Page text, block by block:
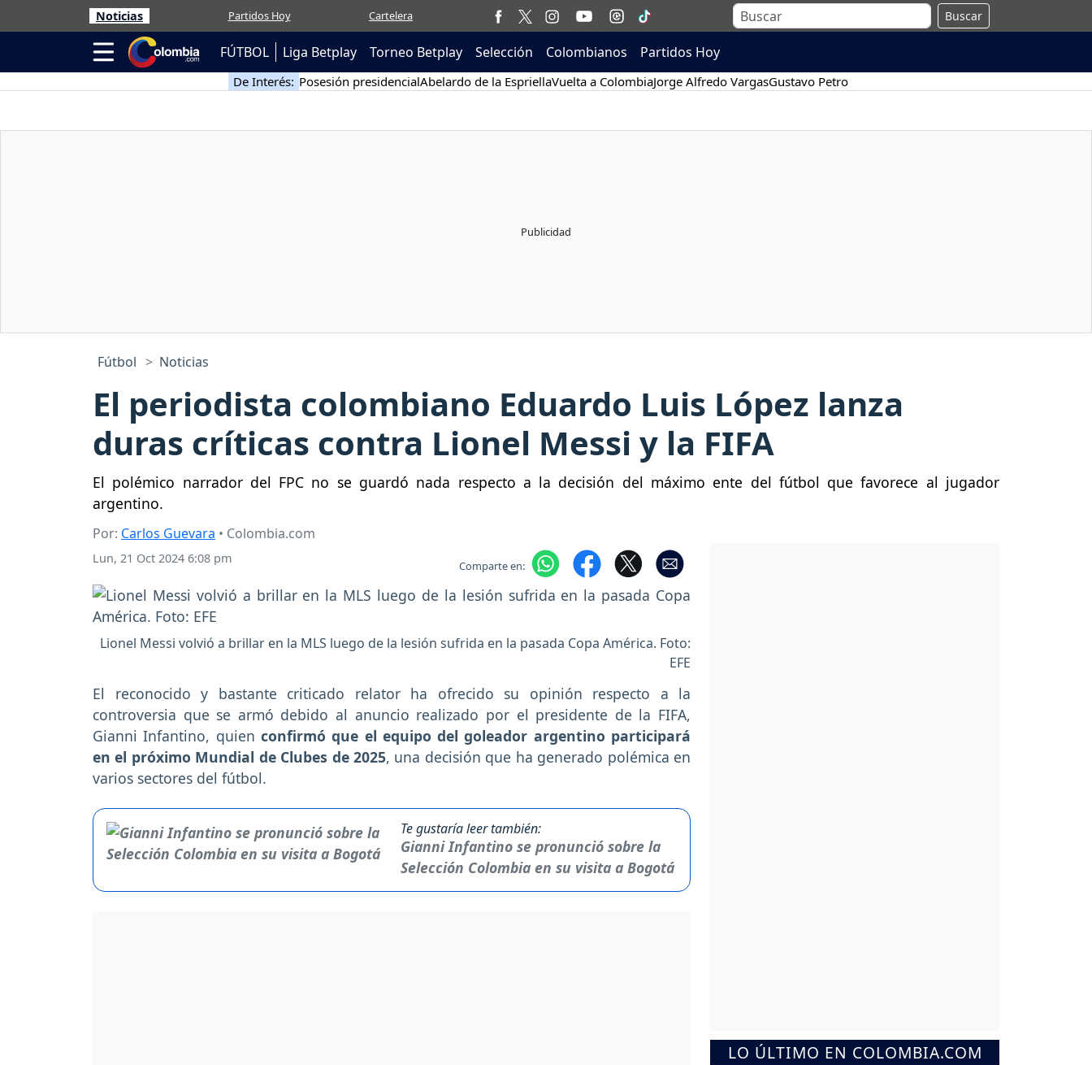
Noticias Partidos Hoy Cartelera Buscar
FÚTBOL Liga Betplay Torneo Betplay Selección Colombianos Partidos Hoy
De Interés: Posesión presidencialAbelardo de la EspriellaVuelta a ColombiaJorge Alfredo VargasGustavo Petro
Fútbol Noticias
El periodista colombiano Eduardo Luis López lanza
duras críticas contra Lionel Messi y la FIFA
El polémico narrador del FPC no se guardó nada respecto a la decisión del máximo ente del fútbol que favorece al jugador
argentino.
Por: Carlos Guevara • Colombia.com
Lun, 21 Oct 2024 6:08 pm Comparte en:
Lionel Messi volvió a brillar en la MLS luego de la lesión sufrida en la pasada Copa América. Foto:
EFE
El reconocido y bastante criticado relator ha ofrecido su opinión respecto a la
controversia que se armó debido al anuncio realizado por el presidente de la FIFA,
Gianni Infantino, quien confirmó que el equipo del goleador argentino participará
en el próximo Mundial de Clubes de 2025, una decisión que ha generado polémica en
varios sectores del fútbol.
Te gustaría leer también:
Gianni Infantino se pronunció sobre la
Selección Colombia en su visita a Bogotá
LO ÚLTIMO EN COLOMBIA.COM